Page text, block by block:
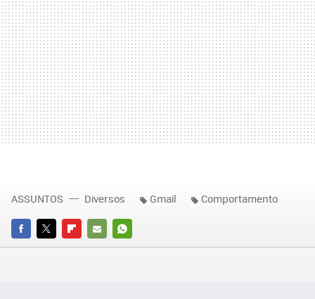
FACEBOOK
TWITTERFLIPBOARD
E-
WHATSAPP
ASSUNTOS Diversos Gmail Comportamento